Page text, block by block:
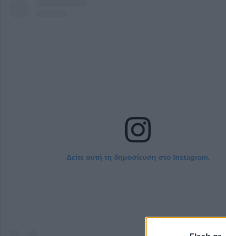
Δείτε αυτή τη δημοσίευση στο Instagram.